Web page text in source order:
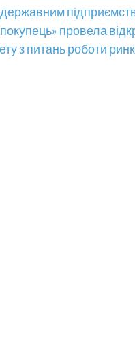
провела
з питань роботи